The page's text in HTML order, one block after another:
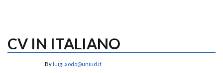
CV IN ITALIANO
By luigi.xodo@uniud.it